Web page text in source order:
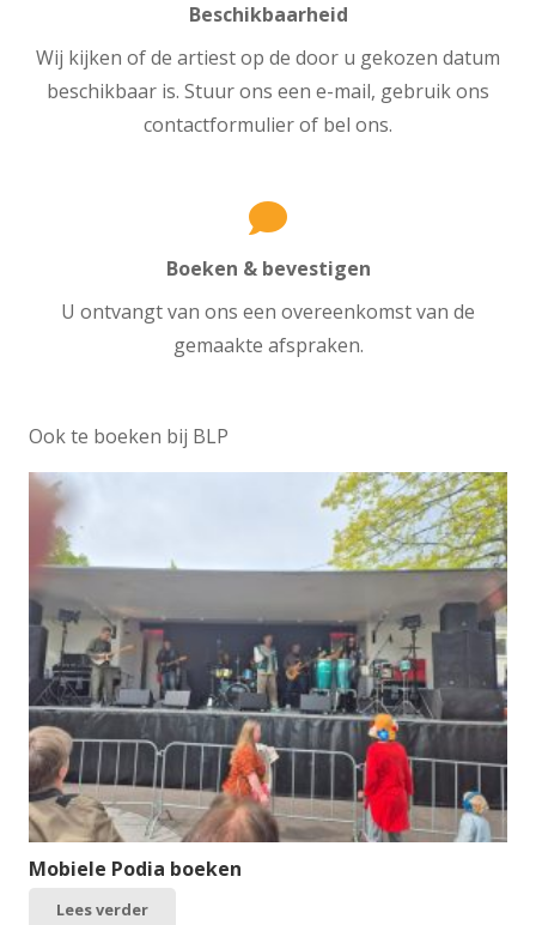
Beschikbaarheid
Wij kijken of de artiest op de door u gekozen datum
beschikbaar is. Stuur ons een e-mail, gebruik ons
contactformulier of bel ons.
Boeken & bevestigen
U ontvangt van ons een overeenkomst van de
gemaakte afspraken.
Ook te boeken bij BLP
Mobiele Podia boeken
Lees verder